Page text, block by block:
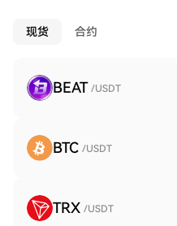
现货 合约
BEAT /USDT
BTC /USDT
TRX /USDT